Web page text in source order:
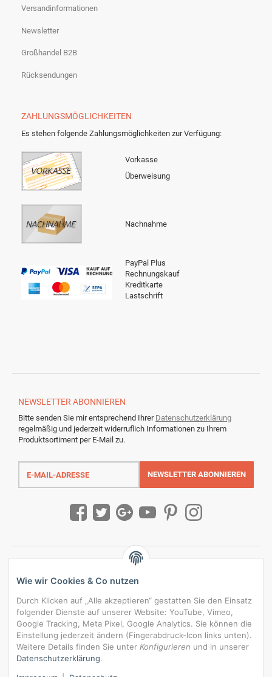
Versandinformationen
Newsletter
Großhandel B2B
Rücksendungen
ZAHLUNGSMÖGLICHKEITEN
Es stehen folgende Zahlungsmöglichkeiten zur Verfügung:
Vorkasse
Überweisung
Nachnahme
PayPal Plus
Rechnungskauf
Kreditkarte
Lastschrift
NEWSLETTERABONNIEREN
Bitte senden Sie mir entsprechend Ihrer Datenschutzerklärung
regelmäßig und jederzeit widerruflich Informationen zu Ihrem
Produktsortiment per E-Mail zu.
E-
Mail-
NEWSLETTER ABONNIEREN
Alle Preise inkl. gesetzlicher USt., zzgl.
Wie wir Cookies & Co nutzen
Durch Klicken auf „Alle akzeptieren“ gestatten Sie den Einsatz
folgender Dienste auf unserer Website: YouTube, Vimeo,
Google Tracking, Meta Pixel, Google Analytics. Sie können die
Einstellung jederzeit ändern (Fingerabdruck-Icon links unten).
Weitere Details finden Sie unter Konfigurieren und in unserer
Datenschutzerklärung.